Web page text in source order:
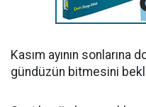
Kasım ayının sonlarına
gündüzün bitmesini